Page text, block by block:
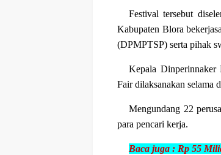
Festival tersebut
Kabupaten Blora
(DPMPTSP) serta pihak
Kepala Dinperinnaker
Fair dilaksanakan selama
Mengundang 22
para pencari kerja.
Baca juga : Rp 55